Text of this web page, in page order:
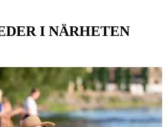
I NÄRHETEN